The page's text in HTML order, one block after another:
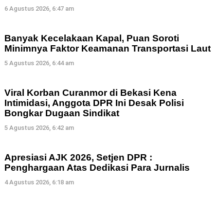
6 Agustus 2026, 6:47 am
Banyak Kecelakaan Kapal, Puan Soroti
Minimnya Faktor Keamanan Transportasi Laut
5 Agustus 2026, 6:44 am
Viral Korban Curanmor di Bekasi Kena
Intimidasi, Anggota DPR Ini Desak Polisi
Bongkar Dugaan Sindikat
5 Agustus 2026, 6:42 am
Apresiasi AJK 2026, Setjen DPR :
Penghargaan Atas Dedikasi Para Jurnalis
4 Agustus 2026, 6:18 am